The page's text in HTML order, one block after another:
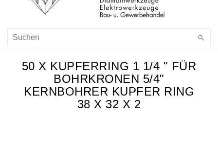
50 X KUPFERRING 1 1/4 " FÜR
BOHRKRONEN 5/4"
KERNBOHRER KUPFER RING
38 X 32 X 2